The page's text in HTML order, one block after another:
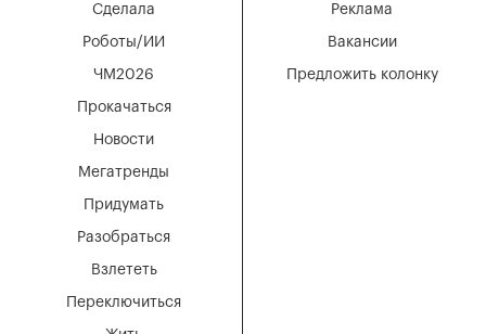
Мегатренды
Придумать
Разобраться
Взлететь
Новости
Переключиться
Сделала
Роботы/ИИ
ЧМ2026
Прокачаться
Вакансии
Реклама
Предложить колонку